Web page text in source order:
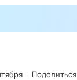
Поделиться